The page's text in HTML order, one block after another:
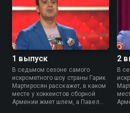
1 выпуск
В седьмом сезоне самого
искрометного шоу страны Гарик
Мартиросян расскажет, в каком
месте у хоккеистов сборной
Армении жмет шлем, а Павел
2
В